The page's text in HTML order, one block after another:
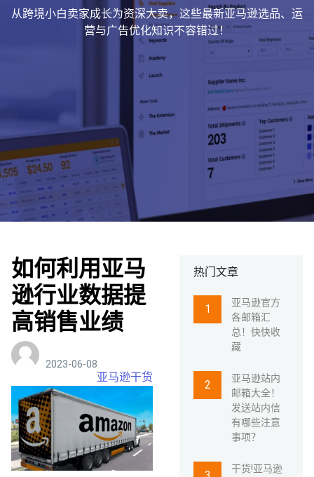
从跨境小白卖家成长为资深大卖，这些最新亚马逊选品、运
营与广告优化知识不容错过！
如何利用亚马
逊行业数据提
高销售业绩
2023-06-08
亚马逊干货
热门文章
亚马逊官方
各邮箱汇
总！快快收
藏
亚马逊站内
邮箱大全！
发送站内信
有哪些注意
事项？
干货!亚马逊